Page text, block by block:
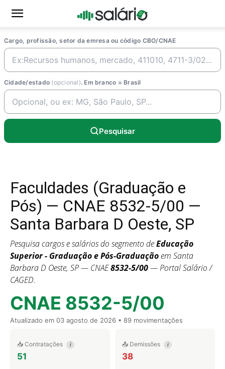
Cargo, profissão, setor da emresa ou código CBO/CNAE
Cidade/estado (opcional). Em branco = Brasil
Pesquisar
Faculdades (Graduação e
Pós) — CNAE 8532-5/00 —
Santa Barbara D Oeste, SP
Pesquisa cargos e salários do segmento deEducação
Superior - Graduação e Pós-Graduaçãoem Santa
Barbara D Oeste, SP — CNAE8532-5/00— Portal Salário /
CAGED.
CNAE 8532-5/00
Atualizado em 03 agosto de 2026 • 89 movimentações
📥 Contratações i
51
📤 Demissões i
38